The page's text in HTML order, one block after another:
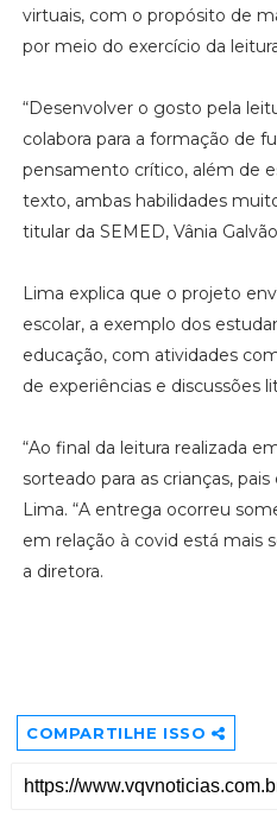
virtuais, com o propósito de
por meio do exercício da
“Desenvolver o gosto pela
colabora para a formação de
pensamento crítico, além de
texto, ambas habilidades
titular da SEMED, Vânia
Lima explica que o projeto
escolar, a exemplo dos
educação, com atividades
de experiências e discussões
“Ao final da leitura realizada
sorteado para as crianças,
Lima. “A entrega ocorreu
em relação à covid está mais
a diretora.
COMPARTILHE ISSO